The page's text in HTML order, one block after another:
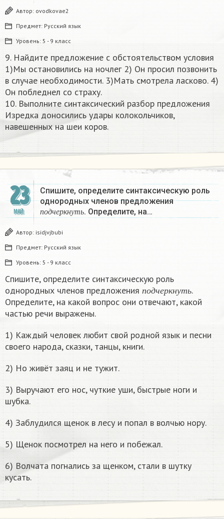
Автор: ovodkovae2
Предмет: Русский язык
Уровень: 5 - 9 класс
9. Найдите предложение с обстоятельством условия
1)Мы остановились на ночлег 2) Он просил позвонить
в случае необходимости. 3)Мать смотрела ласково. 4)
Он побледнел со страху.
10. Выполните синтаксический разбор предложения
Изредка доносились удары колокольчиков,
навешенных на шеи коров.​
23
МАЙ
Спишите, определите синтаксическую роль
однородных членов предложения
по д ч е р кн у т ь
подчеркнуть
. Определите, на…
Автор: isidjvjbubi
Предмет: Русский язык
Уровень: 5 - 9 класс
Спишите, определите синтаксическую роль
однородных членов предложения
п о д ч е р кн у т ь
подчер
.
Определите, на какой вопрос они отвечают, какой
частью речи выражены.
1) Каждый человек любит свой родной язык и песни
своего народа, сказки, танцы, книги.
2) Но живёт заяц и не тужит.
3) Выручают его нос, чуткие уши, быстрые ноги и
шубка.
4) Заблудился щенок в лесу и попал в волчью нору.
5) Щенок посмотрел на него и побежал.
6) Волчата погнались за щенком, стали в шутку
кусать.